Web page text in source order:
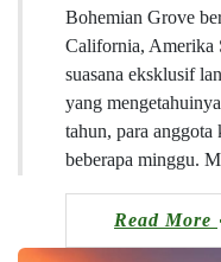
Bohemian Grove
California, Amerika
suasana eksklusif
yang
tahun, para
beberapa minggu.
Read More